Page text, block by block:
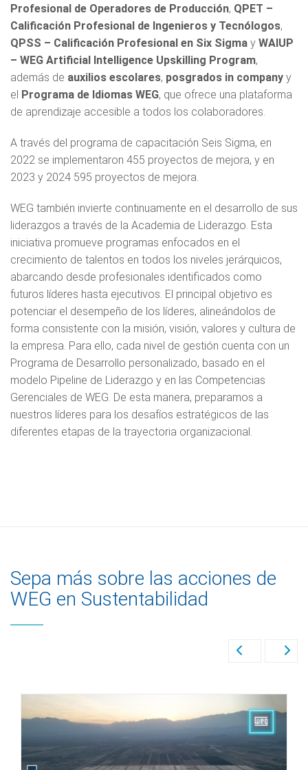
Profesional de Operadores de Producción, QPET –
Calificación Profesional de Ingenieros y Tecnólogos,
QPSS – Calificación Profesional en Six Sigma y WAIUP
– WEG Artificial Intelligence Upskilling Program,
además de auxilios escolares, posgrados in company y
el Programa de Idiomas WEG, que ofrece una plataforma
de aprendizaje accesible a todos los colaboradores.
A través del programa de capacitación Seis Sigma, en
2022 se implementaron 455 proyectos de mejora, y en
2023 y 2024 595 proyectos de mejora.
WEG también invierte continuamente en el desarrollo de sus
liderazgos a través de la Academia de Liderazgo. Esta
iniciativa promueve programas enfocados en el
crecimiento de talentos en todos los niveles jerárquicos,
abarcando desde profesionales identificados como
futuros líderes hasta ejecutivos. El principal objetivo es
potenciar el desempeño de los líderes, alineándolos de
forma consistente con la misión, visión, valores y cultura de
la empresa. Para ello, cada nivel de gestión cuenta con un
Programa de Desarrollo personalizado, basado en el
modelo Pipeline de Liderazgo y en las Competencias
Gerenciales de WEG. De esta manera, preparamos a
nuestros líderes para los desafíos estratégicos de las
diferentes etapas de la trayectoria organizacional.
Sepa más sobre las acciones de
WEG en Sustentabilidad